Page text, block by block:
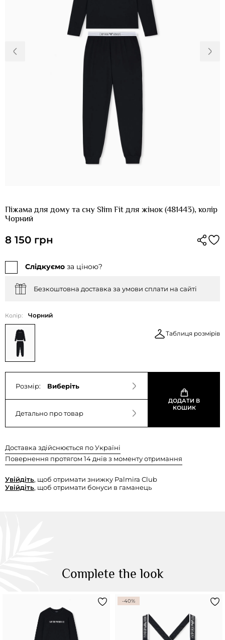
Доставка та
оплата
Новини
Повернення
та обмін
+38(050)4840005
Піжама для дому та сну Slim Fit для жінок (481443), колір
Чорний
8 150 грн
Слідкуємо за ціною?
Безкоштовна доставка за умови сплати на сайті
Колір: Чорний
Таблиця розмірів
Розмір: Виберіть
Детально про товар
ДОДАТИ В
КОШИК
Доставка здійснюється по Україні
Повернення протягом 14 днів з моменту отримання
Увійдіть, щоб отримати знижку Palmira Club
Увійдіть, щоб отримати бонуси в гаманець
Complete the look
-40%